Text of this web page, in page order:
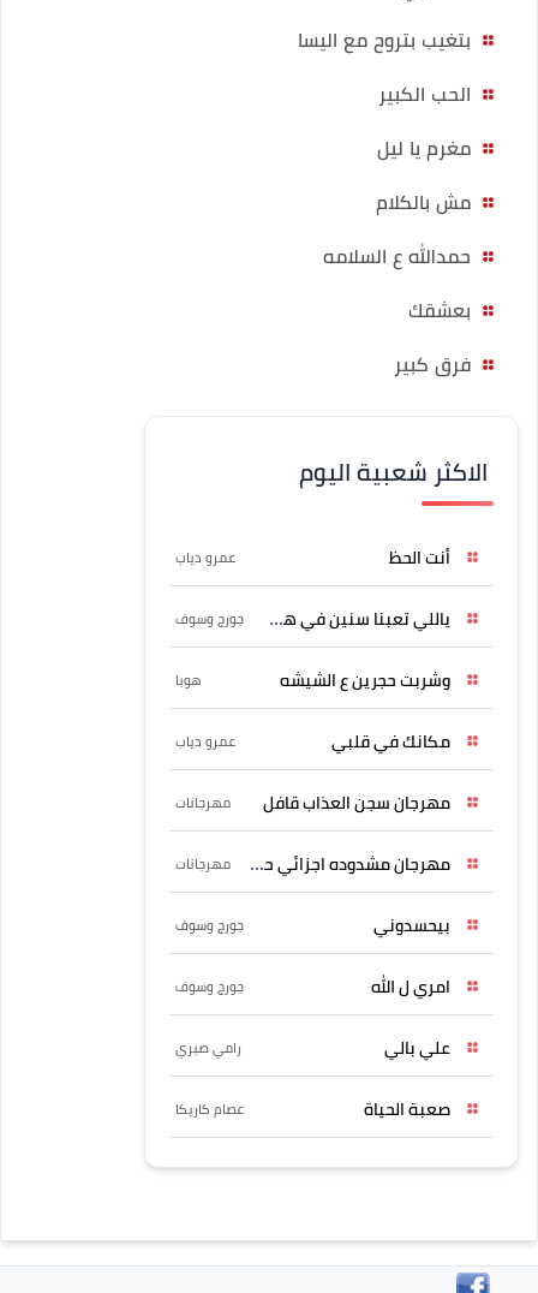
بتغيب بتروح مع اليسا
الحب الكبير
مغرم يا ليل
مش بالكلام
حمدالله ع السلامه
بعشقك
فرق كبير
الاكثر شعبية اليوم
أنت الحظ عمرو دياب
ياللي تعبنا سنين في هواه جورج وسوف
وشربت حجرين ع الشيشه هوبا
مكانك في قلبي عمرو دياب
مهرجان سجن العذاب قافل مهرجانات
مهرجان مشدوده اجزائي حربونى مهرجانات
بيحسدوني جورج وسوف
امري ل الله جورج وسوف
علي بالي رامي صبري
صعبة الحياة عصام كاريكا